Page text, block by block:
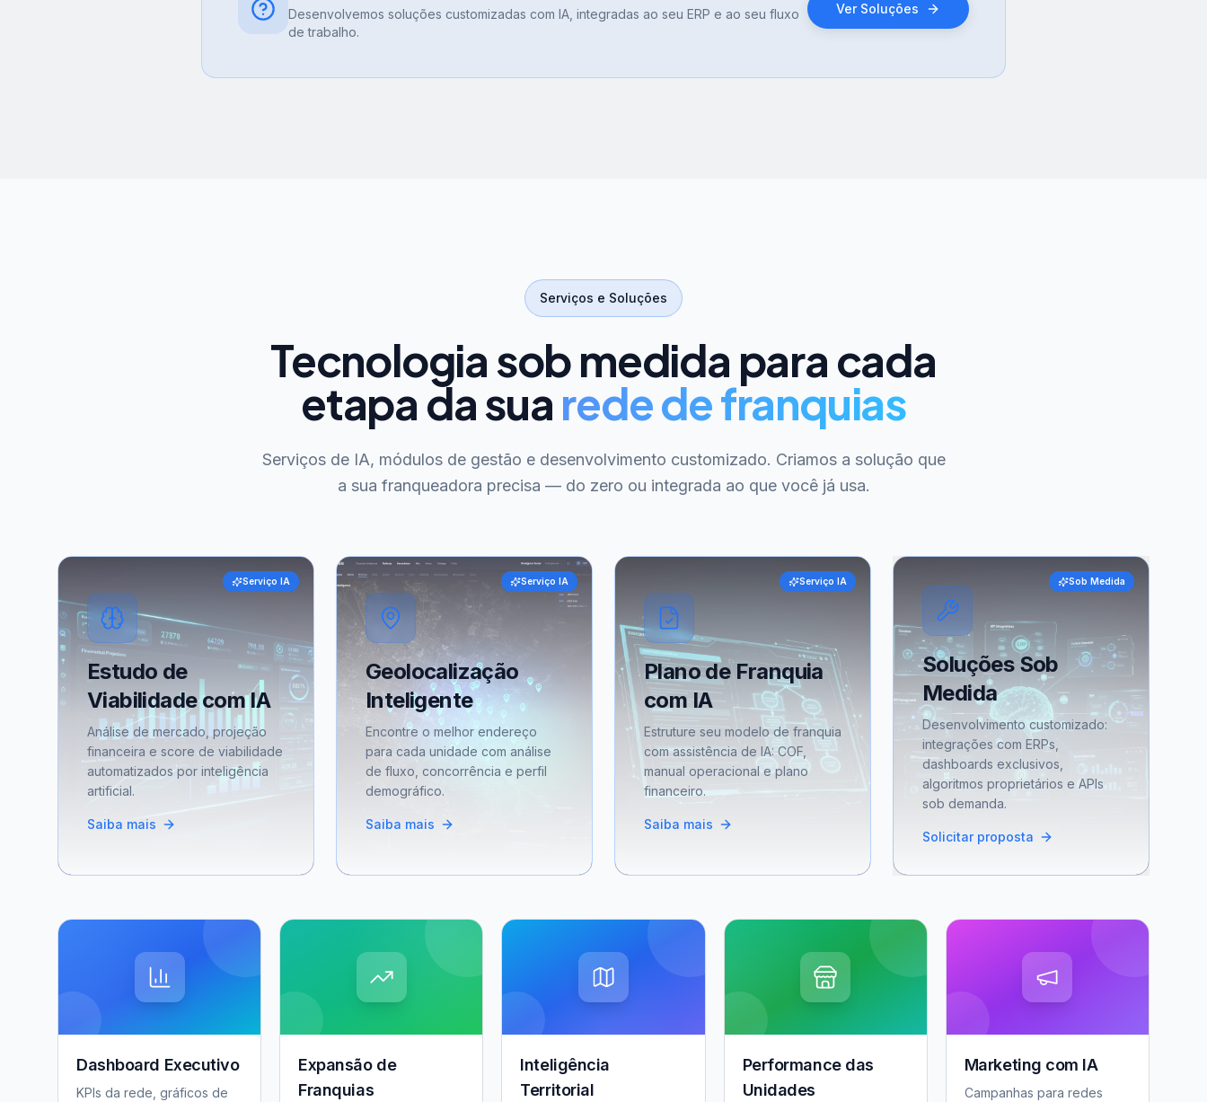
Desenvolvemos soluções customizadas com IA, integradas ao seu ERP e ao seu fluxo
de trabalho.
Ver Soluções
Serviços e Soluções
Tecnologia sob medida para cada
etapa da suarede de franquias
Serviços de IA, módulos de gestão e desenvolvimento customizado. Criamos a solução que
a sua franqueadora precisa — do zero ou integrada ao que você já usa.
Serviço IA
Estudo de
Viabilidade com IA
Análise de mercado, projeção
financeira e score de viabilidade
automatizados por inteligência
artificial.
Saiba mais
Serviço IA
Geolocalização
Inteligente
Encontre o melhor endereço
para cada unidade com análise
de fluxo, concorrência e perfil
demográfico.
Saiba mais
Serviço IA
Plano de Franquia
com IA
Estruture seu modelo de franquia
com assistência de IA: COF,
manual operacional e plano
financeiro.
Saiba mais
Sob Medida
Soluções Sob
Medida
Desenvolvimento customizado:
integrações com ERPs,
dashboards exclusivos,
algoritmos proprietários e APIs
sob demanda.
Solicitar proposta
Dashboard Executivo
KPIs da rede, gráficos de
Expansão de
Franquias
Inteligência
Territorial
Performance das
Unidades
Marketing com IA
Campanhas para redes